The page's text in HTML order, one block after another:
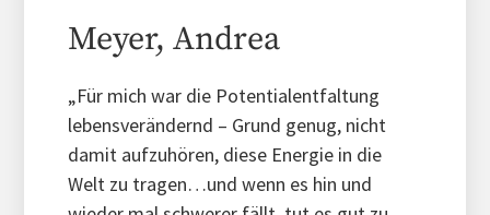
Meyer, Andrea
„Für mich war die Potentialentfaltung
lebensverändernd – Grund genug, nicht
damit aufzuhören, diese Energie in die
Welt zu tragen…und wenn es hin und